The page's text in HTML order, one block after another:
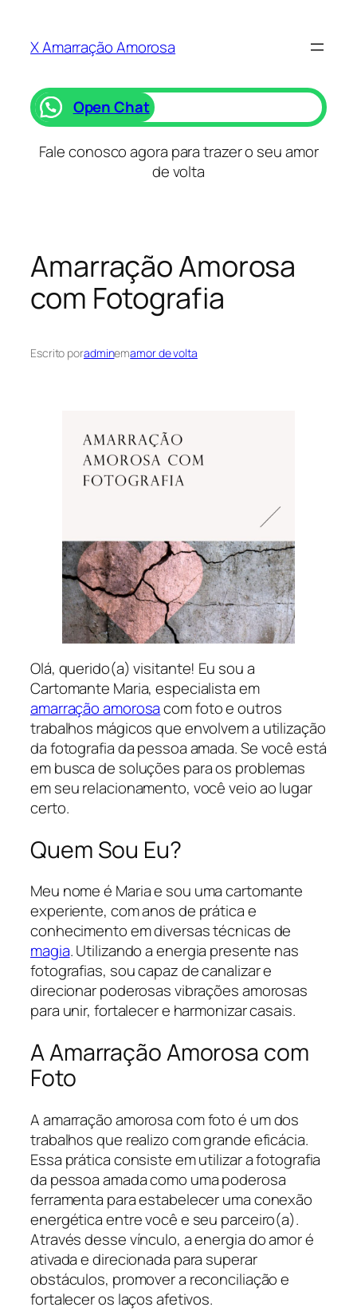
X Amarração Amorosa
Open Chat
Fale conosco agora para trazer o seu amor
de volta
Amarração Amorosa
com Fotografia
Escrito poradminemamor de volta
Olá, querido(a) visitante! Eu sou a
Cartomante Maria, especialista em
amarração amorosacom foto e outros
trabalhos mágicos que envolvem a utilização
da fotografia da pessoa amada. Se você está
em busca de soluções para os problemas
em seu relacionamento, você veio ao lugar
certo.
Quem Sou Eu?
Meu nome é Maria e sou uma cartomante
experiente, com anos de prática e
conhecimento em diversas técnicas de
magia. Utilizando a energia presente nas
fotografias, sou capaz de canalizar e
direcionar poderosas vibrações amorosas
para unir, fortalecer e harmonizar casais.
A Amarração Amorosa com
Foto
A amarração amorosa com foto é um dos
trabalhos que realizo com grande eficácia.
Essa prática consiste em utilizar a fotografia
da pessoa amada como uma poderosa
ferramenta para estabelecer uma conexão
energética entre você e seu parceiro(a).
Através desse vínculo, a energia do amor é
ativada e direcionada para superar
obstáculos, promover a reconciliação e
fortalecer os laços afetivos.